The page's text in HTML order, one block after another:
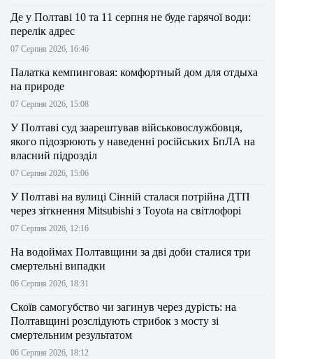
Де у Полтаві 10 та 11 серпня не буде гарячої води:
перелік адрес
07 Серпня 2026, 16:46
Палатка кемпинговая: комфортный дом для отдыха
на природе
07 Серпня 2026, 15:08
У Полтаві суд заарештував військовослужбовця,
якого підозрюють у наведенні російських БпЛА на
власний підрозділ
07 Серпня 2026, 15:06
У Полтаві на вулиці Сінній сталася потрійна ДТП
через зіткнення Mitsubishi з Toyota на світлофорі
07 Серпня 2026, 12:16
На водоймах Полтавщини за дві доби сталися три
смертельні випадки
06 Серпня 2026, 18:31
Скоїв самогубство чи загинув через дурість: на
Полтавщині розслідують стрибок з мосту зі
смертельним результатом
06 Серпня 2026, 18:12